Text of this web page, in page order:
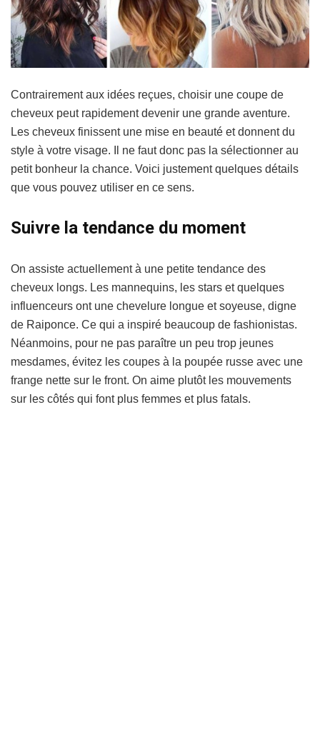
Contrairement aux idées reçues, choisir une coupe de
cheveux peut rapidement devenir une grande aventure.
Les cheveux finissent une mise en beauté et donnent du
style à votre visage. Il ne faut donc pas la sélectionner au
petit bonheur la chance. Voici justement quelques détails
que vous pouvez utiliser en ce sens.
Suivre la tendance du moment
On assiste actuellement à une petite tendance des
cheveux longs. Les mannequins, les stars et quelques
influenceurs ont une chevelure longue et soyeuse, digne
de Raiponce. Ce qui a inspiré beaucoup de fashionistas.
Néanmoins, pour ne pas paraître un peu trop jeunes
mesdames, évitez les coupes à la poupée russe avec une
frange nette sur le front. On aime plutôt les mouvements
sur les côtés qui font plus femmes et plus fatals.